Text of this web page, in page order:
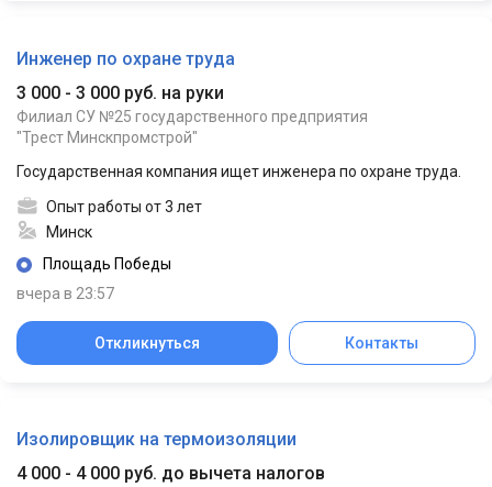
Инженер по охране труда
3 000 - 3 000 руб. на руки
Филиал СУ №25 государственного предприятия
"Трест Минскпромстрой"
Государственная компания ищет инженера по охране труда.
Опыт работы от 3 лет
Минск
Площадь Победы
вчера в 23:57
Откликнуться Контакты
Изолировщик на термоизоляции
4 000 - 4 000 руб. до вычета налогов